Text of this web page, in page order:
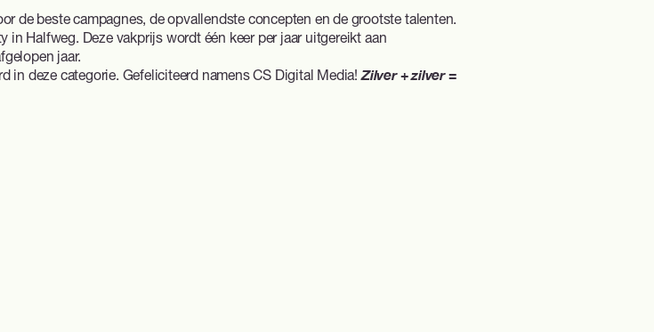
de beste campagnes, de opvallendste concepten en de grootste talenten.
Halfweg. Deze vakprijs wordt één keer per jaar uitgereikt aan
jaar.
in deze categorie. Gefeliciteerd namens CS Digital Media!Zilver + zilver =